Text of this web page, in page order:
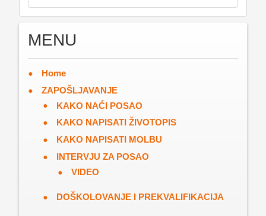
MENU
Home
ZAPOŠLJAVANJE
KAKO NAĆI POSAO
KAKO NAPISATI ŽIVOTOPIS
KAKO NAPISATI MOLBU
INTERVJU ZA POSAO
VIDEO
DOŠKOLOVANJE I PREKVALIFIKACIJA